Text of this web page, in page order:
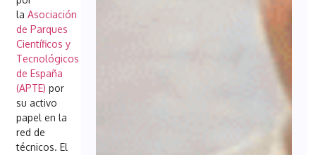
laAsociación
de Parques
Científicos y
Tecnológicos
de España
(APTE)por
su activo
papel en la
red de
técnicos. El